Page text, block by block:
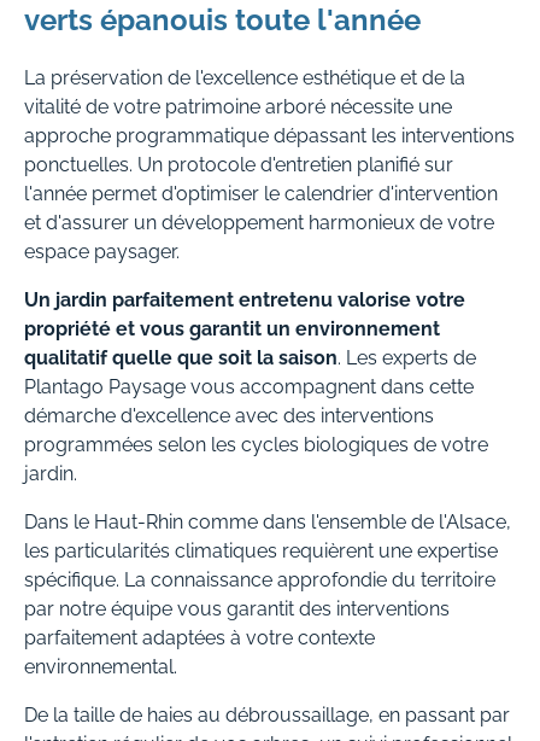
verts épanouis toute l'année
La préservation de l'excellence esthétique et de la
vitalité de votre patrimoine arboré nécessite une
approche programmatique dépassant les interventions
ponctuelles. Un protocole d'entretien planifié sur
l'année permet d'optimiser le calendrier d'intervention
et d'assurer un développement harmonieux de votre
espace paysager.
Un jardin parfaitement entretenu valorise votre
propriété et vous garantit un environnement
qualitatif quelle que soit la saison. Les experts de
Plantago Paysage vous accompagnent dans cette
démarche d'excellence avec des interventions
programmées selon les cycles biologiques de votre
jardin.
Dans le Haut-Rhin comme dans l'ensemble de l'Alsace,
les particularités climatiques requièrent une expertise
spécifique. La connaissance approfondie du territoire
par notre équipe vous garantit des interventions
parfaitement adaptées à votre contexte
environnemental.
De la taille de haies au débroussaillage, en passant par